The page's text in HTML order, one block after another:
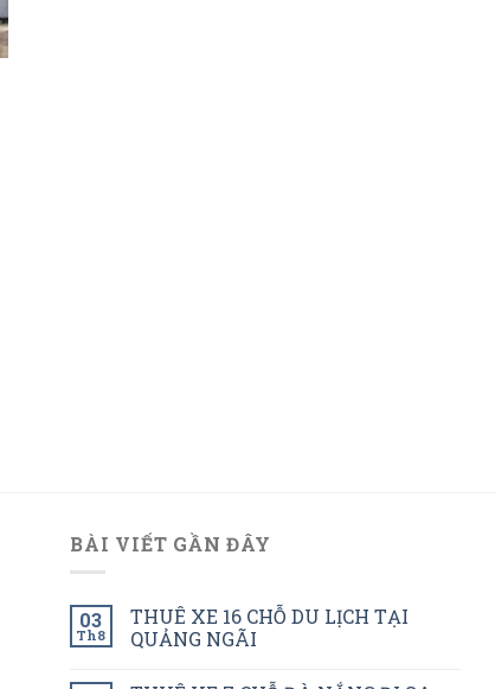
BÀI VIẾT GẦN ĐÂY
03
Th8
THUÊ XE 16 CHỖ DU LỊCH TẠI
QUẢNG NGÃI